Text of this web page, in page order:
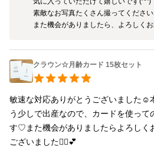
素敵なお写真たくさん撮ってくださ
また機会がありましたら、よろしく
クラウン☆月齢カード 15枚セット
敏速な対応ありがとうございました☺️
う少しで出産なので、カードを使っ
す♡また機会がありましたらよろしく
ございました🙇‍♀️💕